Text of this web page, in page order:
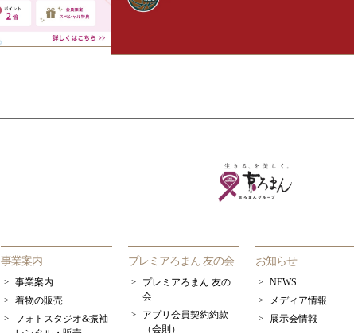
事業案内
事業案内
着物の販売
フォトスタジオ&振袖
プレミアろまん 友の会
プレミアろまん 友の
会
アプリ会員契約約款
（会則）
お知らせ
NEWS
メディア情報
展示会情報